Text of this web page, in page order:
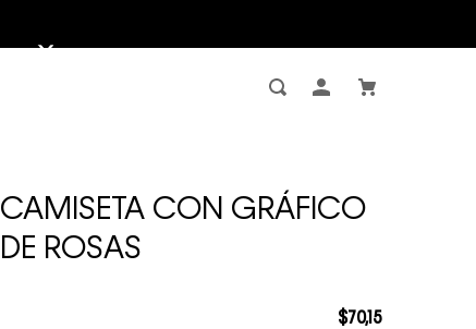
CAMISETA CON GRÁFICO
DE ROSAS
$70,15